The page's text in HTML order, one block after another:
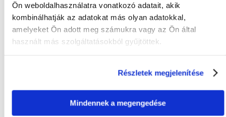
Ön weboldalhasználatra vonatkozó adatait, akik
kombinálhatják az adatokat más olyan adatokkal,
amelyeket Ön adott meg számukra vagy az Ön által
használt más szolgáltatásokból gyűjtöttek.
Részletek megjelenítése
Mindennek a megengedése
KÉRDEZZ TŐLÜNK!
Gyakori Kérdések (GYIK)
Granulátum